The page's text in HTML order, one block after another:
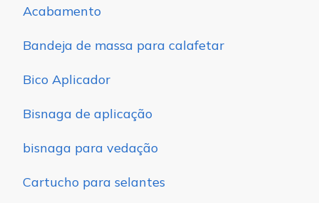
Acabamento
Bandeja de massa para calafetar
Bico Aplicador
Bisnaga de aplicação
bisnaga para vedação
Cartucho para selantes